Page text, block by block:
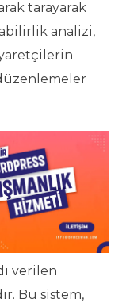
tarayarak
analizi,
verilen
Bu sistem,